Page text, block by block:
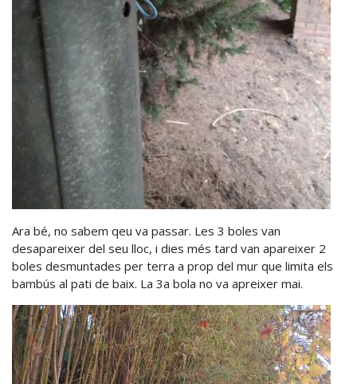
Ara bé, no sabem qeu va passar. Les 3 boles van
desapareixer del seu lloc, i dies més tard van apareixer 2
boles desmuntades per terra a prop del mur que limita els
bambús al pati de baix. La 3a bola no va apreixer mai.